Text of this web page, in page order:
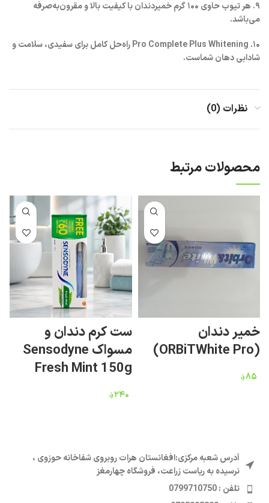
۹. هر تیوب حاوی ۱۰۰ گرم خمیردندان با کیفیت بالا و مقرون‌به‌صرفه
می‌باشد.
۱۰. Pro Complete Plus Whitening راه‌حل کامل برای سفیدی، سلامت و
شادابی دهان شماست.
نظرات (0)
محصولات مرتبط
خمیر دندان
(ORBiTWhite Pro)
۸۵؋
ست کرم دندان و
مسواک Sensodyne
Fresh Mint 150g
۲۴۰؋
آدرس شعبه مرکزی:افغانستان هرات روبروی شفاخانه حوزوی ،
نرسیده به ریاست زراعت، فروشگاه چهارمغز
تلفن : 0799710750